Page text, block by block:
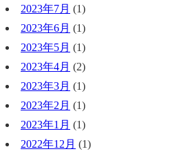
2023年7月 (1)
2023年6月 (1)
2023年5月 (1)
2023年4月 (2)
2023年3月 (1)
2023年2月 (1)
2023年1月 (1)
2022年12月 (1)